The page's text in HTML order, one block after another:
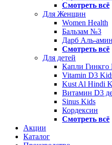
Смотреть всё
Для Женщин
Women Health
Бальзам №3
Дарб Аль-амин
Смотреть всё
Для детей
Капли Гинкго
Vitamin D3
Kust Al Hindi
Витамин D3
Sinus Kids
Кордексин
Смотреть всё
Акции
Каталог